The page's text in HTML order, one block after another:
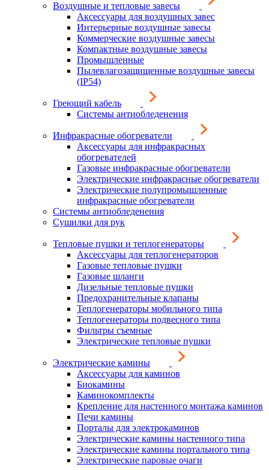
Воздушные и тепловые завесы
Аксессуары для воздушных завес
Интерьерные воздушные завесы
Коммерческие воздушные завесы
Компактные воздушные завесы
Промышленные
Пылевлагозащищенные воздушные завесы
(IP54)
Греющий кабель
Системы антиобледенения
Инфракрасные обогреватели
Аксессуары для инфракрасных
обогревателей
Газовые инфракрасные обогреватели
Электрические инфракрасные обогреватели
Электрические полупромышленные
инфракрасные обогреватели
Системы антиобледенения
Сушилки для рук
Тепловые пушки и теплогенераторы
Аксессуары для теплогенераторов
Газовые тепловые пушки
Газовые шланги
Дизельные тепловые пушки
Предохранительные клапаны
Теплогенераторы мобильного типа
Теплогенераторы подвесного типа
Фильтры съемные
Электрические тепловые пушки
Электрические камины
Аксессуары для каминов
Биокамины
Каминокомплекты
Крепление для настенного монтажа каминов
Печи камины
Порталы для электрокаминов
Электрические камины настенного типа
Электрические камины портального типа
Электрические паровые очаги